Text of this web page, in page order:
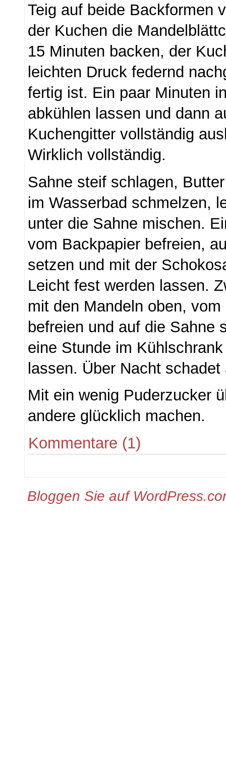
Teig auf beide Backformen
der Kuchen die
15 Minuten backen, der
leichten Druck federnd
fertig ist. Ein paar Minuten
abkühlen lassen und dann
Kuchengitter vollständig
Wirklich vollständig.
Sahne steif schlagen,
im Wasserbad schmelzen,
unter die Sahne mischen.
vom Backpapier befreien,
setzen und mit der
Leicht fest werden lassen.
mit den Mandeln oben,
befreien und auf die Sahne
eine Stunde im
lassen. Über Nacht
Mit ein wenig Puderzucker
andere glücklich machen.
Kommentare (1)
Bloggen Sie auf